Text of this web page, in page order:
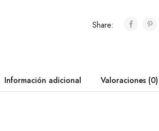
Share:
Información adicional Valoraciones (0)